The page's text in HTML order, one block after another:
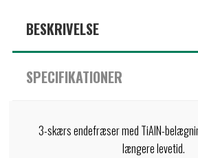
BESKRIVELSE
SPECIFIKATIONER
3-skærs endefræser med TiAlN-
længere levetid.